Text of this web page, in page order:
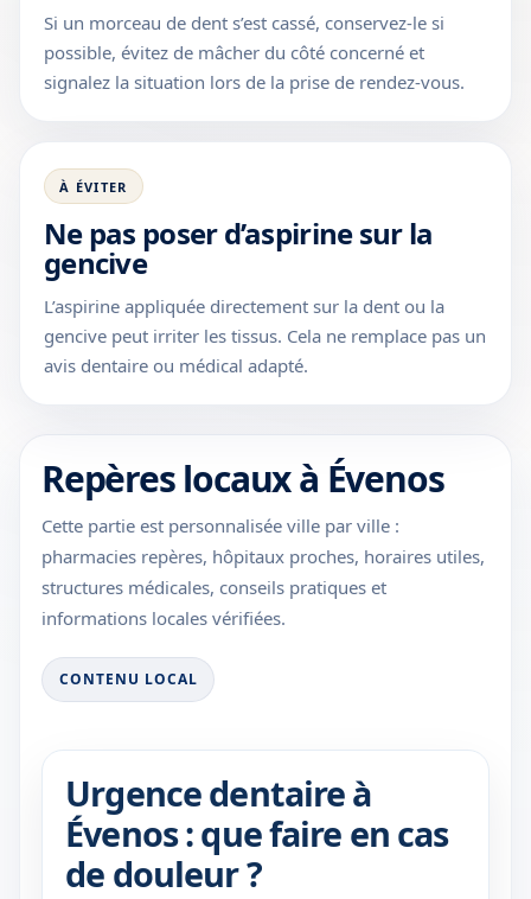
Si un morceau de dent s’est cassé, conservez-le si
possible, évitez de mâcher du côté concerné et
signalez la situation lors de la prise de rendez-vous.
À ÉVITER
Ne pas poser d’aspirine sur la
gencive
L’aspirine appliquée directement sur la dent ou la
gencive peut irriter les tissus. Cela ne remplace pas un
avis dentaire ou médical adapté.
Repères locaux à Évenos
Cette partie est personnalisée ville par ville :
pharmacies repères, hôpitaux proches, horaires utiles,
structures médicales, conseils pratiques et
informations locales vérifiées.
CONTENU LOCAL
Urgence dentaire à
Évenos : que faire en cas
de douleur ?